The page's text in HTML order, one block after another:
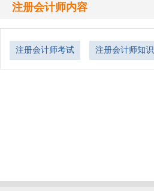
注册会计师内容
注册会计师考试 注册会计师知识